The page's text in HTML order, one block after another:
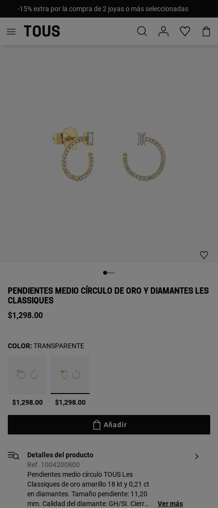
-15% extra por la compra de 2 joyas o más seleccionadas
PENDIENTES MEDIO CÍRCULO DE ORO Y DIAMANTES LES
CLASSIQUES
$1,298.00
$1,298.00 seleccionado
$1,298.00
COLOR: TRANSPARENTE
Añadir
Detalles del producto
Ref. 1004200800
Pendientes medio círculo TOUS Les
Classiques de oro amarillo 18 kt y 0,21 ct
en diamantes. Tamaño pendiente: 11,20
mm. Calidad del diamante: GH/SI. Cierre
Ver más